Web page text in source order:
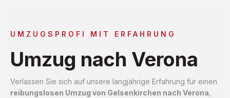
UMZUGSPROFI MIT ERFAHRUNG
Umzug nach Verona
Verlassen Sie sich auf unsere langjährige Erfahrung für einen
reibungslosen Umzug von Gelsenkirchen nach Verona